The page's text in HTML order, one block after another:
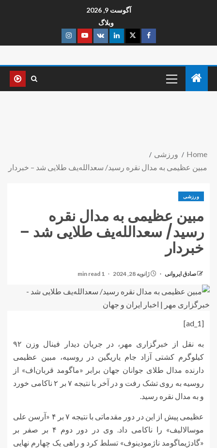
آگوست 9, 2026
وبلاگ
Home
ورزشی
مبین عظیمی به مدال نقره رسید/ سعدالله‌یف طلایی شد – خبردار
ورزشی
مبین عظیمی به مدال نقره
رسید/ سعدالله‌یف طلایی شد –
خبردار
صادق ایروانی ژانویه 28, 2024 1 min read
[ad_1]
به نقل از خبرگزاری مهر، در جریان دیدار فینال وزن ۹۲
کیلوگرم کشتی آزاد جام یاریگین در روسیه، مبین عظیمی
دارنده مدال طلای جوانان جهان برابر «ماگومد قربان‌اف» از
روسیه به روی تشک رفت و در آخر با نتیجه ۷ بر ۲ ناکامی خورد
و به مدال نقره رسید.
عظیمی پیش از این در دور مقدماتی با نتیجه ۷ بر ۴ «آرسن علی
موسالالیف» را ناکامی داد. وی در دور دوم ۴ بر صفر بر
«گادژیماگومد ناژمودینوف» تسلط کرد و راهی یک چهارم نهایی